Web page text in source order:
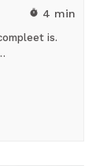
timer 4 min
is.